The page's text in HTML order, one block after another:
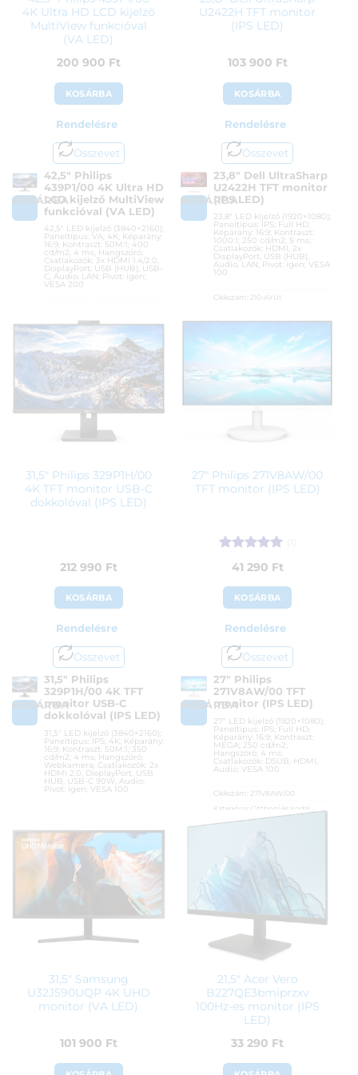
4K Ultra HD LCD kijelző
MultiView funkcióval
(VA LED)
200 900 Ft
KOSÁRBA
Rendelésre
Összevet
KOSÁRBA
42,5″ Philips
439P1/00 4K Ultra HD
LCD kijelző MultiView
funkcióval (VA LED)
42,5″ LED kijelző (3840×2160);
Paneltípus: VA; 4K; Képarány:
16:9; Kontraszt: 50M:1; 400
cd/m2; 4 ms; Hangszóró;
Csatlakozók: 3x HDMI 1.4/2.0,
DisplayPort, USB (HUB), USB-
C, Audio, LAN; Pivot: igen;
VESA 200
Kategória:Otthoni és irodai
monitorok
Gyártó:
Philips
Garanciaidő:
36 hónap
ÁFA:
27%
Azonosító:48941
Ft
U2422H TFT monitor
(IPS LED)
103 900 Ft
KOSÁRBA
Rendelésre
Összevet
KOSÁRBA
23,8″ Dell UltraSharp
U2422H TFT monitor
(IPS LED)
23,8″ LED kijelző (1920×1080);
Paneltípus: IPS; Full HD;
Képarány: 16:9; Kontraszt:
1000:1; 250 cd/m2; 5 ms;
Csatlakozók: HDMI, 2x
DisplayPort, USB (HUB),
Audio, LAN; Pivot: igen; VESA
100
Cikkszám:
210-AYUI
monitorok
Gyártó:Dell
36 hónap
Azonosító:41750
103 900Ft
31,5″ Philips 329P1H/00
4K TFT monitor USB-C
dokkolóval (IPS LED)
212 990 Ft
KOSÁRBA
Rendelésre
Összevet
KOSÁRBA
31,5″ Philips
329P1H/00 4K TFT
monitor USB-C
dokkolóval (IPS LED)
31,5″ LED kijelző (3840×2160);
Paneltípus: IPS; 4K; Képarány:
16:9; Kontraszt: 50M:1; 350
cd/m2; 4 ms; Hangszóró;
Webkamera; Csatlakozók: 2x
HDMI 2.0, DisplayPort, USB
HUB, USB-C 90W, Audio;
Pivot: igen; VESA 100
Kategória:Otthoni és irodai
monitorok
Gyártó:Philips
Garanciaidő:
36 hónap
ÁFA:
27%
212 990Ft
27″ Philips 271V8AW/00
TFT monitor (IPS LED)
Értékelés:5
/ 541 290 Ft
KOSÁRBA
Rendelésre
Összevet
KOSÁRBA
27″ Philips
271V8AW/00 TFT
monitor (IPS LED)
27″ LED kijelző (1920×1080);
Paneltípus: IPS; Full HD;
Képarány: 16:9; Kontraszt:
MEGA; 250 cd/m2;
Hangszóró; 4 ms;
Csatlakozók: DSUB, HDMI,
Audio; VESA 100
Cikkszám: 271V8AW/00
Kategória:
Otthoni és irodai
monitorok
Philips
36 hónap
ÁFA:
Azonosító:
31,5″ Samsung
U32J590UQP 4K UHD
monitor (VA LED)
101 900 Ft
21,5″ Acer Vero
B227QE3bmiprzxv
100Hz-es monitor (IPS
LED)
33 290 Ft